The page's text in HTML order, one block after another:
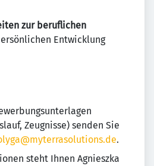
zur beruflichen
Entwicklung
Zeugnisse) senden Sie
.
steht Ihnen Agnieszka